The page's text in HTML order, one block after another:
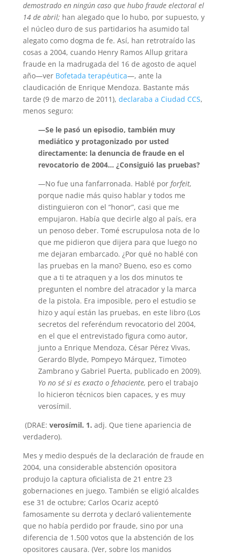
demostrado en ningún caso que hubo fraude electoral el
14 de abril; han alegado que lo hubo, por supuesto, y
el núcleo duro de sus partidarios ha asumido tal
alegato como dogma de fe. Así, han retrotraído las
cosas a 2004, cuando Henry Ramos Allup gritara
fraude en la madrugada del 16 de agosto de aquel
año—ver Bofetada terapéutica—, ante la
claudicación de Enrique Mendoza. Bastante más
tarde (9 de marzo de 2011), declaraba a Ciudad CCS,
menos seguro:
—Se le pasó un episodio, también muy
mediático y protagonizado por usted
directamente: la denuncia de fraude en el
revocatorio de 2004… ¿Consiguió las pruebas?
—No fue una fanfarronada. Hablé por forfeit,
porque nadie más quiso hablar y todos me
distinguieron con el “honor”, casi que me
empujaron. Había que decirle algo al país, era
un penoso deber. Tomé escrupulosa nota de lo
que me pidieron que dijera para que luego no
me dejaran embarcado. ¿Por qué no hablé con
las pruebas en la mano? Bueno, eso es como
que a ti te atraquen y a los dos minutos te
pregunten el nombre del atracador y la marca
de la pistola. Era imposible, pero el estudio se
hizo y aquí están las pruebas, en este libro (Los
secretos del referéndum revocatorio del 2004,
en el que el entrevistado figura como autor,
junto a Enrique Mendoza, César Pérez Vivas,
Gerardo Blyde, Pompeyo Márquez, Timoteo
Zambrano y Gabriel Puerta, publicado en 2009).
Yo no sé si es exacto o fehaciente, pero el trabajo
lo hicieron técnicos bien capaces, y es muy
verosímil.
(DRAE: verosímil. 1. adj. Que tiene apariencia de
verdadero).
Mes y medio después de la declaración de fraude en
2004, una considerable abstención opositora
produjo la captura oficialista de 21 entre 23
gobernaciones en juego. También se eligió alcaldes
ese 31 de octubre; Carlos Ocariz aceptó
famosamente su derrota y declaró valientemente
que no había perdido por fraude, sino por una
diferencia de 1.500 votos que la abstención de los
opositores causara. (Ver, sobre los manidos